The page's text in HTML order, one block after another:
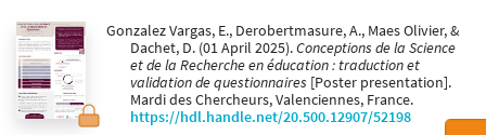
Gonzalez Vargas, E., Derobertmasure, A., Maes Olivier, &
Dachet, D. (01 April 2025).Conceptions de la Science
et de la Recherche en éducation : traduction et
validation de questionnaires [Poster presentation].
Mardi des Chercheurs, Valenciennes, France.
https://hdl.handle.net/20.500.12907/52198